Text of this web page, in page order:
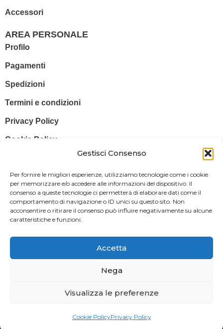
Gestisci Consenso
Per fornire le migliori esperienze, utilizziamo tecnologie come i cookie
per memorizzare e/o accedere alle informazioni del dispositivo. Il
consenso a queste tecnologie ci permetterà di elaborare dati come il
comportamento di navigazione o ID unici su questo sito. Non
acconsentire o ritirare il consenso può influire negativamente su alcune
caratteristiche e funzioni.
Accetta
Nega
Visualizza le preferenze
Cookie PolicyPrivacy Policy
Accessori
AREA PERSONALE
Profilo
Pagamenti
Spedizioni
Termini e condizioni
Privacy Policy
Cookie Policy
Legale: Via Silvio Pellico, 43 97015 MODICA (RG) – P. IVA: IT
01470350883
Powered ByIl Brandificio
Registro nazionale degli aiuti di Stato di cui all’art. 52 della L. 234/2012
in modo da adempiere all’obbligo informativo relativo ai contributi
concorrenza – art. 1, commi 125 – 129), successivamente modificata
dal Decreto Legge 34/2019.